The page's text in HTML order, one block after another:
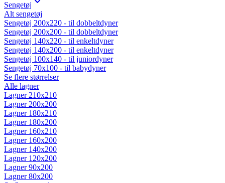
Sengetøj
Alt sengetøj
Sengetøj 200x220 - til dobbeltdyner
Sengetøj 200x200 - til dobbeltdyner
Sengetøj 140x220 - til enkeltdyner
Sengetøj 140x200 - til enkeltdyner
Sengetøj 100x140 - til juniordyner
Sengetøj 70x100 - til babydyner
Se flere størrelser
Alle lagner
Lagner 210x210
Lagner 200x200
Lagner 180x210
Lagner 180x200
Lagner 160x210
Lagner 160x200
Lagner 140x200
Lagner 120x200
Lagner 90x200
Lagner 80x200